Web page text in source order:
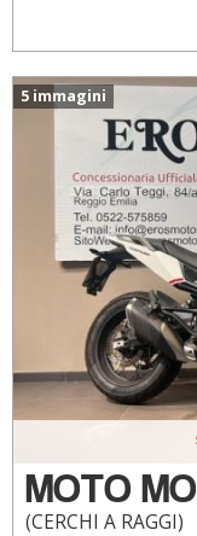
5 immagini
MOTO
(CERCHI A RAGGI)